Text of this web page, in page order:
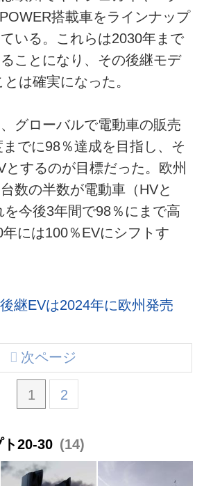
搭載車をラインナップ
いる。これらは2030年まで
ことになり、その後継モデ
は確実になった。
グローバルで電動車の販売
でに98％達成を目指し、そ
とするのが目標だった。欧州
数の半数が電動車（HVと
を今後3年間で98％にまで高
には100％EVにシフトす
継EVは2024年に欧州発売
1 2
次ページ
ト20-30 14